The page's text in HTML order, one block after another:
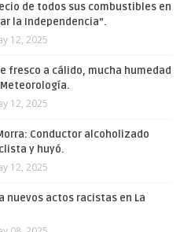
de todos sus combustibles en
la Independencia”.
12, 2025
fresco a cálido, mucha humedad
12, 2025
Conductor alcoholizado
y huyó.
12, 2025
nuevos actos racistas en La